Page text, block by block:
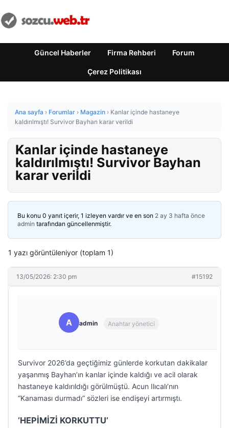
Güncel Haberler Firma Rehberi Forum
Çerez Politikası
Ana sayfa › Forumlar › Magazin › Kanlar içinde hastaneye
kaldırılmıştı! Survivor Bayhan karar verildi
Kanlar içinde hastaneye
kaldırılmıştı! Survivor Bayhan
karar verildi
Bu konu 0 yanıt içerir, 1 izleyen vardır ve en son 2 ay 3 hafta önce
admin tarafından güncellenmiştir.
1 yazı görüntüleniyor (toplam 1)
13/05/2026: 2:30 pm #15192
A admin Anahtar yönetici
Survivor 2026’da geçtiğimiz günlerde korkutan dakikalar
yaşanmış Bayhan’ın kanlar içinde kaldığı ve acil olarak
hastaneye kaldırıldığı görülmüştü. Acun Ilıcalı’nın
“Kanaması durmadı” sözleri ise endişeyi artırmıştı.
‘HEPİMİZİ KORKUTTU’